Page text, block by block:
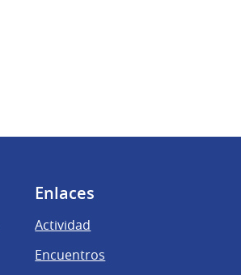
Enlaces
Actividad
Encuentros